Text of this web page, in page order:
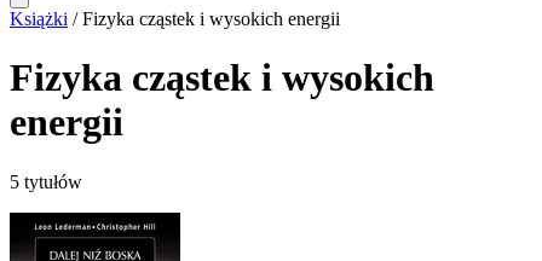
Książki / Fizyka cząstek i wysokich energii
Fizyka cząstek i wysokich
energii
5 tytułów